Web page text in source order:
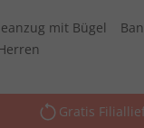
mit Bügel
Gratis